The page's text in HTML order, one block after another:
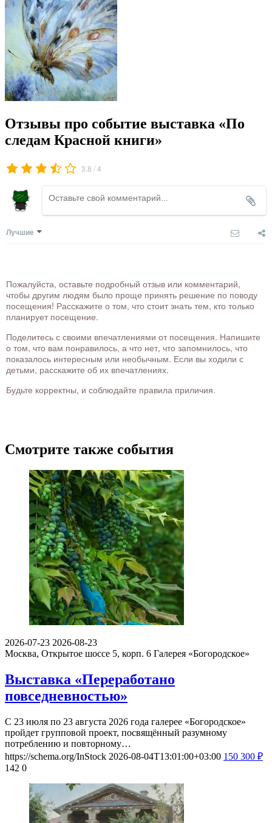
Отзывы про событие выставка «По
следам Красной книги»
3.8 /4
Лучшие
Пожалуйста, оставьте подробный отзыв или комментарий,
чтобы другим людям было проще принять решение по поводу
посещения! Расскажите о том, что стоит знать тем, кто только
планирует посещение.
Поделитесь с своими впечатлениями от посещения. Напишите
о том, что вам понравилось, а что нет, что запомнилось, что
показалось интересным или необычным. Если вы ходили с
детьми, расскажите об их впечатлениях.
Будьте корректны, и соблюдайте правила приличия.
Смотрите также события
2026-07-23 2026-08-23
Москва, Открытое шоссе 5, корп. 6 Галерея «Богородское»
Выставка «Переработано
повседневностью»
С 23 июля по 23 августа 2026 года галерее «Богородское»
пройдет групповой проект, посвящённый разумному
потреблению и повторному…
https://schema.org/InStock 2026-08-04T13:01:00+03:00 150 300 ₽
142 0